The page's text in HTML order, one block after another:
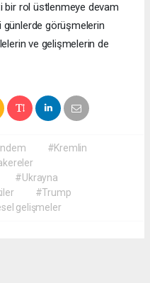
bir rol üstlenmeye devam
görüşmelerin
ve gelişmelerin de
#Kremlin
#Ukrayna
#Trump
gelişmeler